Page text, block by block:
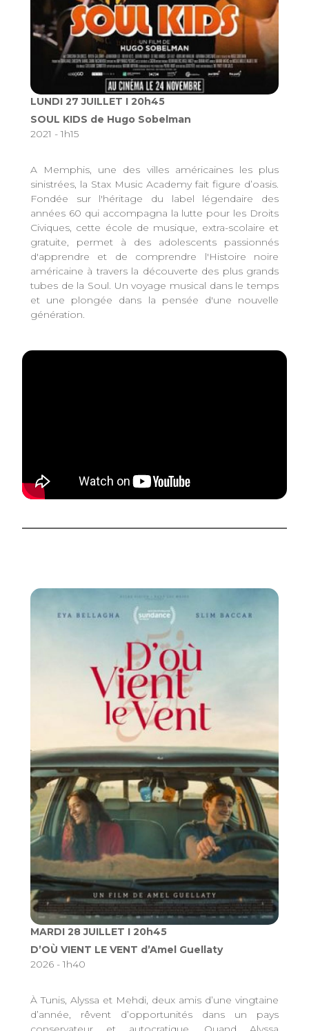
LUNDI 27 JUILLET I 20h45
SOUL KIDS de Hugo Sobelman
2021 - 1h15
A Memphis, une des villes américaines les plus
sinistrées, la Stax Music Academy fait figure d’oasis.
Fondée sur l'héritage du label légendaire des
années 60 qui accompagna la lutte pour les Droits
Civiques, cette école de musique, extra-scolaire et
gratuite, permet à des adolescents passionnés
d'apprendre et de comprendre l'Histoire noire
américaine à travers la découverte des plus grands
tubes de la Soul. Un voyage musical dans le temps
et une plongée dans la pensée d'une nouvelle
génération.
MARDI 28 JUILLET I 20h45
D’OÙ VIENT LE VENT d’Amel Guellaty
2026 - 1h40
À Tunis, Alyssa et Mehdi, deux amis d’une vingtaine
d’année, rêvent d’opportunités dans un pays